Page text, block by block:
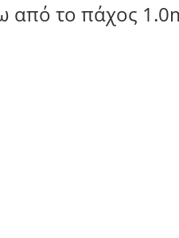
από το πάχος